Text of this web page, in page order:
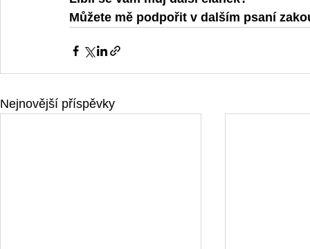
Můžete mě podpořit v dalším psaní
Nejnovější příspěvky